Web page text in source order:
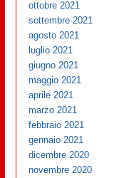
ottobre 2021
settembre 2021
agosto 2021
luglio 2021
giugno 2021
maggio 2021
aprile 2021
marzo 2021
febbraio 2021
gennaio 2021
dicembre 2020
novembre 2020